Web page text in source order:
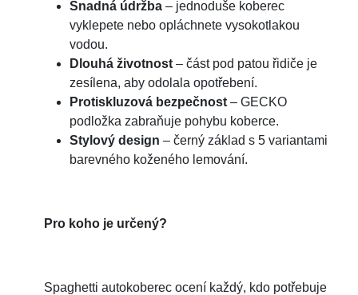
Snadná údržba– jednoduše koberec
vyklepete nebo opláchnete vysokotlakou
vodou.
Dlouhá životnost– část pod patou řidiče je
zesílena, aby odolala opotřebení.
Protiskluzová bezpečnost– GECKO
podložka zabraňuje pohybu koberce.
Stylový design – černý základ s 5 variantami
barevného koženého lemování.
Pro koho je určený?
Spaghetti autokoberec ocení každý, kdo potřebuje